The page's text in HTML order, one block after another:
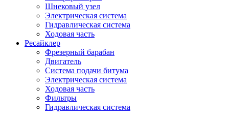
Шнековый узел
Электрическая система
Гидравлическая система
Ходовая часть
Ресайклер
Фрезерный барабан
Двигатель
Система подачи битума
Электрическая система
Ходовая часть
Фильтры
Гидравлическая система